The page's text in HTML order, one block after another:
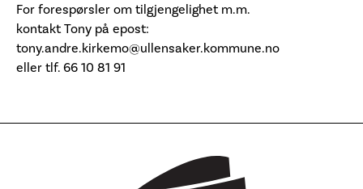
For forespørsler om tilgjengelighet m.m.
kontakt Tony på epost:
tony.andre.kirkemo@ullensaker.kommune.no
eller tlf. 66 10 81 91